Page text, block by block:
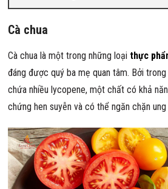
Cà chua
Cà chua là một trong những loại thực
đáng được quý ba mẹ quan tâm. Bởi
chứa nhiều lycopene, một chất có khả
chứng hen suyễn và có thể ngăn chặn